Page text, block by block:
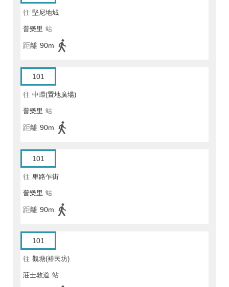
往 堅尼地城
普樂里 站
距離 90m
101
往 中環(置地廣場)
普樂里 站
距離 90m
101
往 卑路乍街
普樂里 站
距離 90m
101
往 觀塘(裕民坊)
莊士敦道 站